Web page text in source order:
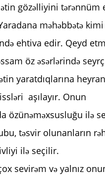
gözəlliyini tərənnüm
məhəbbətə
ehtiva edir. Qeyd
öz əsərlərində
yaratdıqlarına
aşılayır. Onun
özünəməxsusluğu ilə
təsvir olunanların
ilə seçilir.
sevirəm və yalnız